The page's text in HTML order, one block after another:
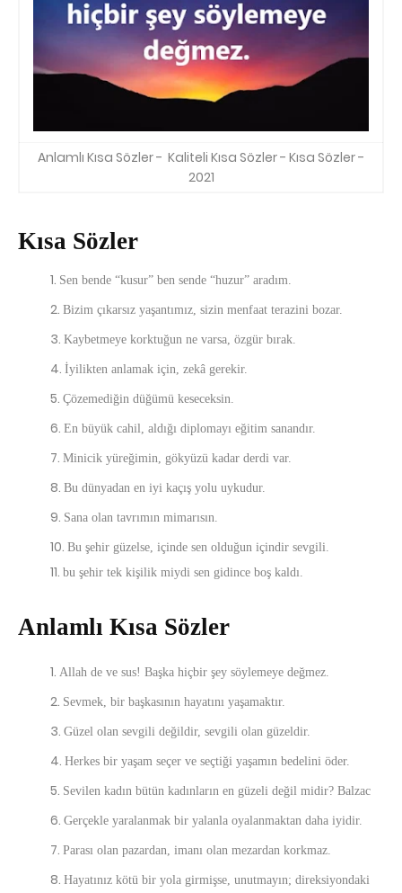
Anlamlı Kısa Sözler - Kaliteli Kısa Sözler - Kısa Sözler -
2021
Kısa Sözler
Sen bende “kusur” ben sende “huzur” aradım.
Bizim çıkarsız yaşantımız, sizin menfaat terazini bozar.
Kaybetmeye korktuğun ne varsa, özgür bırak.
İyilikten anlamak için, zekâ gerekir.
Çözemediğin düğümü keseceksin.
En büyük cahil, aldığı diplomayı eğitim sanandır.
Minicik yüreğimin, gökyüzü kadar derdi var.
Bu dünyadan en iyi kaçış yolu uykudur.
Sana olan tavrımın mimarısın.
Bu şehir güzelse, içinde sen olduğun içindir sevgili.
bu şehir tek kişilik miydi sen gidince boş kaldı.
Anlamlı Kısa Sözler
Allah de ve sus! Başka hiçbir şey söylemeye değmez.
Sevmek, bir başkasının hayatını yaşamaktır.
Güzel olan sevgili değildir, sevgili olan güzeldir.
Herkes bir yaşam seçer ve seçtiği yaşamın bedelini öder.
Sevilen kadın bütün kadınların en güzeli değil midir? Balzac
Gerçekle yaralanmak bir yalanla oyalanmaktan daha iyidir.
Parası olan pazardan, imanı olan mezardan korkmaz.
Hayatınız kötü bir yola girmişse, unutmayın; direksiyondaki